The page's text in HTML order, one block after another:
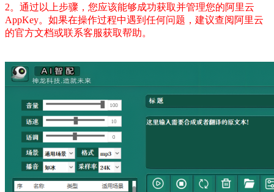
2。通过以上步骤，您应该能够成功获取并管理您的阿里云
AppKey。如果在操作过程中遇到任何问题，建议查阅阿里云
的官方文档或联系客服获取帮助。